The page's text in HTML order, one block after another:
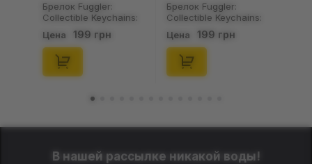
Брелок Fuggler:
Collectible Keychains:
Series 2 (Blind Box: 1 з
46), (15475)
Цена 199 грн
Носки Noskar:
Шкарпетки Noskar:
Пацюки: «Ля Ти
Криса» (короткі) (р.
41-46), (91679)
Цена 125 грн
В нашей рассылке никакой воды!